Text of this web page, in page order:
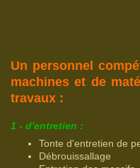
Un personnel
machines et de
travaux :
1 - d'entretien :
Tonte d'entretien de
Débrouissallage